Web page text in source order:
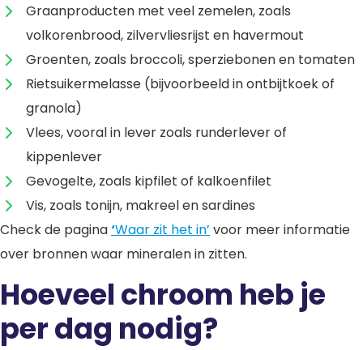
Graanproducten met veel zemelen, zoals
volkorenbrood, zilvervliesrijst en havermout
Groenten, zoals broccoli, sperziebonen en tomaten
Rietsuikermelasse (bijvoorbeeld in ontbijtkoek of
granola)
Vlees, vooral in lever zoals runderlever of
kippenlever
Gevogelte, zoals kipfilet of kalkoenfilet
Vis, zoals tonijn, makreel en sardines
Check de pagina‘Waar zit het in’ voor meer informatie
over bronnen waar mineralen in zitten.
Hoeveel chroom heb je
per dag nodig?